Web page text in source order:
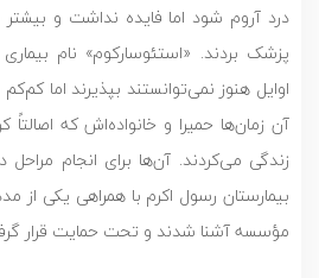
درد آروم شود اما فایده نداشت و
پزشک بردند. «استئوسارکوم» نام
اوایل هنوز نمی‌توانستند بپذیرند اما
آن زمان‌ها حمیرا و خانواده‌اش که اصالتاً
زندگی می‌کردند. آن‌ها برای انجام مراحل
بیمارستان رسول اکرم با همراهی یکی از
مؤسسه آشنا شدند و تحت حمایت قرار